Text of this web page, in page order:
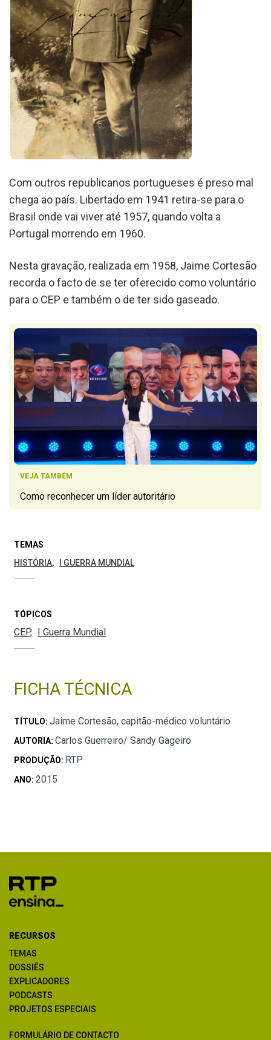
Com outros republicanos portugueses é preso mal
chega ao país. Libertado em 1941 retira-se para o
Brasil onde vai viver até 1957, quando volta a
Portugal morrendo em 1960.
Nesta gravação, realizada em 1958, Jaime Cortesão
recorda o facto de se ter oferecido como voluntário
para o CEP e também o de ter sido gaseado.
VEJA TAMBÉM
Como reconhecer um líder autoritário
TEMAS
HISTÓRIA
I GUERRA MUNDIAL
TÓPICOS
CEP I Guerra Mundial
FICHA TÉCNICA
TÍTULO: Jaime Cortesão, capitão-médico voluntário
AUTORIA: Carlos Guerreiro/ Sandy Gageiro
PRODUÇÃO: RTP
ANO: 2015
RECURSOS
TEMAS
DOSSIÊS
EXPLICADORES
PODCASTS
PROJETOS ESPECIAIS
FORMULÁRIO DE CONTACTO